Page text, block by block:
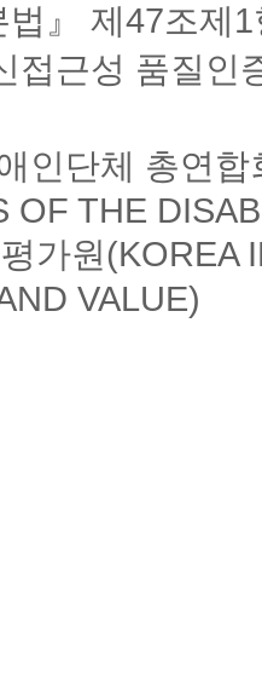
법』 제47조
접근성 품질인
인단체 총연
OF THE
가원(KOREA
VALUE)